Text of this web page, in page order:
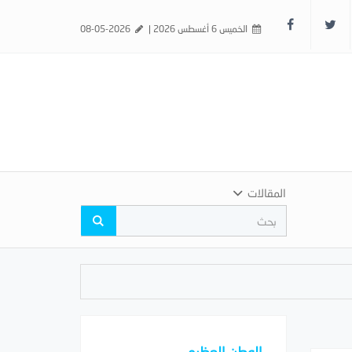
الخميس 6 أغسطس 2026 |
المقالات